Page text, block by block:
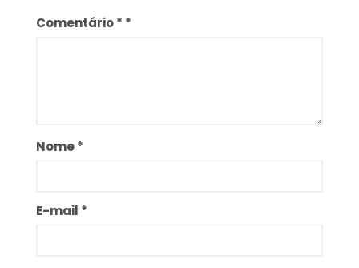
Comentário*
Nome*
E-mail *